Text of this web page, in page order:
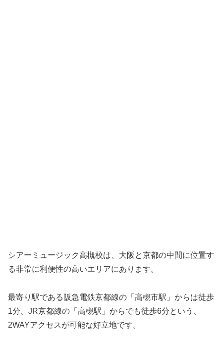
シアーミュージック高槻校は、大阪と京都の中間に位置す
る非常に利便性の高いエリアにあります。
最寄り駅である阪急電鉄京都線の「高槻市駅」からは徒歩
1分、JR京都線の「高槻駅」からでも徒歩6分という、
2WAYアクセスが可能な好立地です。